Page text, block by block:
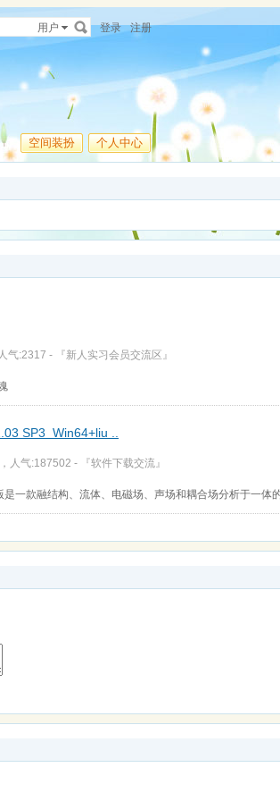
用户 登录 注册
空间装扮 个人中心
气:2317 - 『新人实习会员交流区』
SP3 Win64+liu ..
人气:187502 - 『软件下载交流』
一款融结构、流体、电磁场、声场和耦合场分析于一体